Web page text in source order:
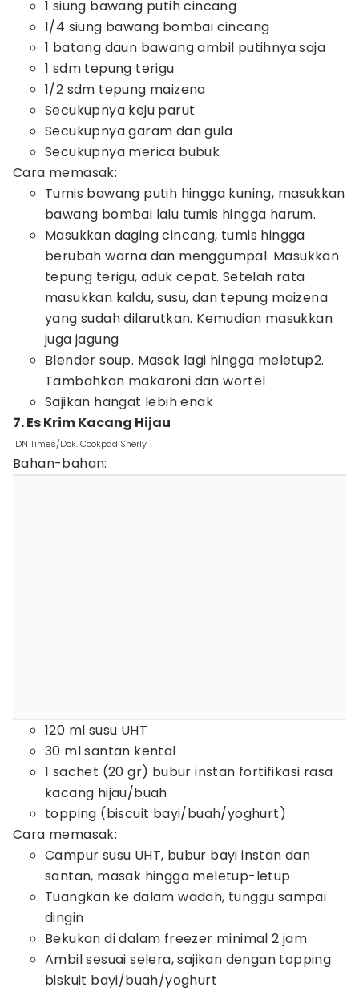
1 siung bawang putih cincang
1/4 siung bawang bombai cincang
1 batang daun bawang ambil putihnya saja
1 sdm tepung terigu
1/2 sdm tepung maizena
Secukupnya keju parut
Secukupnya garam dan gula
Secukupnya merica bubuk
Cara memasak:
Tumis bawang putih hingga kuning, masukkan
bawang bombai lalu tumis hingga harum.
Masukkan daging cincang, tumis hingga
berubah warna dan menggumpal. Masukkan
tepung terigu, aduk cepat. Setelah rata
masukkan kaldu, susu, dan tepung maizena
yang sudah dilarutkan. Kemudian masukkan
juga jagung
Blender soup. Masak lagi hingga meletup2.
Tambahkan makaroni dan wortel
Sajikan hangat lebih enak
7. Es Krim Kacang Hijau
IDN Times/Dok. Cookpad Sherly
Bahan-bahan:
120 ml susu UHT
30 ml santan kental
1 sachet (20 gr) bubur instan fortifikasi rasa
kacang hijau/buah
topping (biscuit bayi/buah/yoghurt)
Cara memasak:
Campur susu UHT, bubur bayi instan dan
santan, masak hingga meletup-letup
Tuangkan ke dalam wadah, tunggu sampai
dingin
Bekukan di dalam freezer minimal 2 jam
Ambil sesuai selera, sajikan dengan topping
biskuit bayi/buah/yoghurt